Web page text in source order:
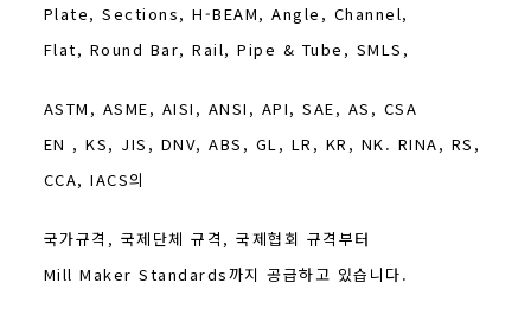
Plate, Sections, H-BEAM, Angle, Channel,
Flat, Round Bar, Rail, Pipe & Tube, SMLS,
ASTM, ASME, AISI, ANSI, API, SAE, AS, CSA
EN , KS, JIS, DNV, ABS, GL, LR, KR, NK. RINA, RS,
CCA, IACS의
국가규격, 국제단체 규격,국제협회 규격부터
Mill Maker Standards까지 공급하고 있습니다.